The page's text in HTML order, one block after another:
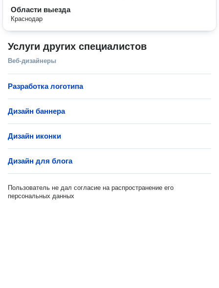
Области выезда
Краснодар
Услуги других специалистов
Веб-дизайнеры
Разработка логотипа
Дизайн баннера
Дизайн иконки
Дизайн для блога
Пользователь не дал согласие на распространение его
персональных данных